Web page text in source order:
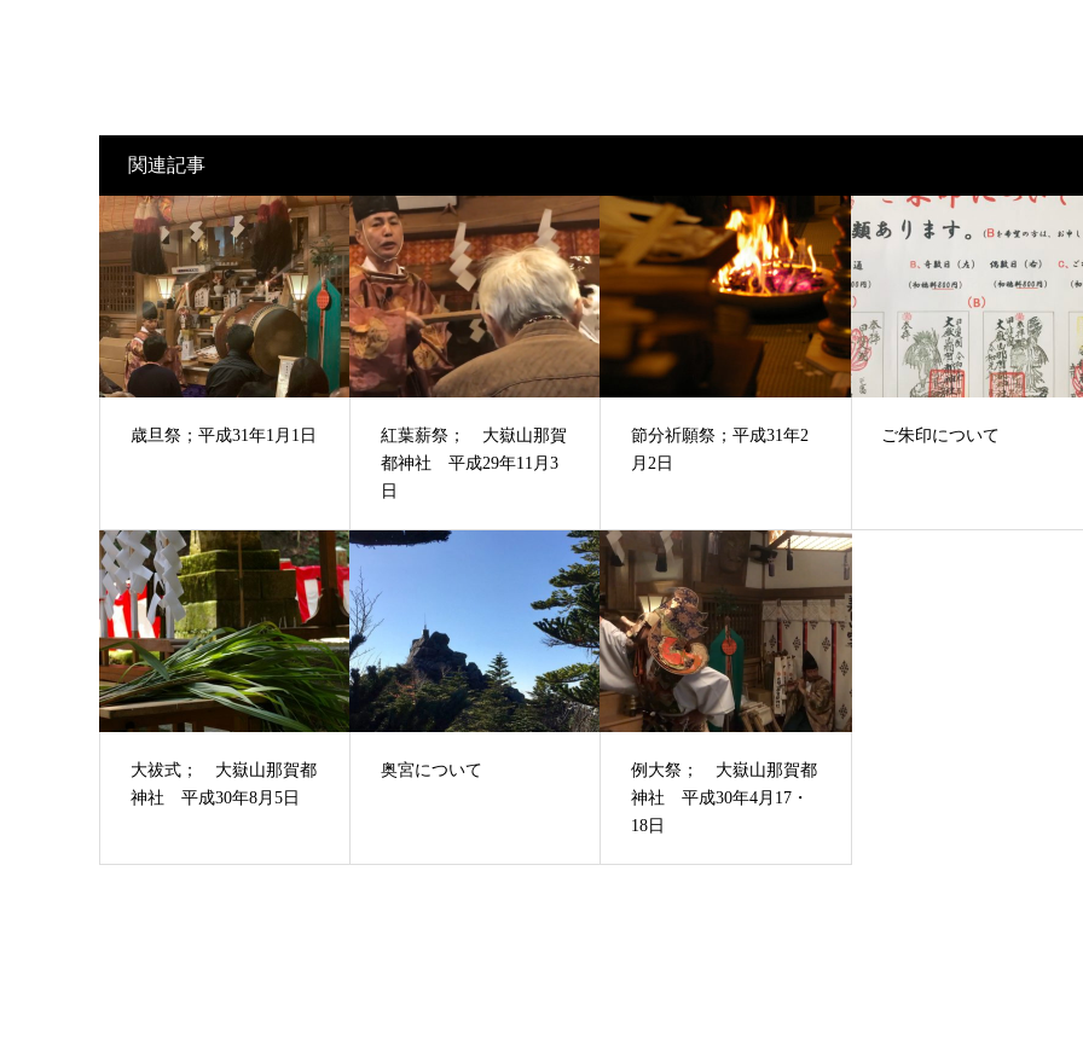
関連記事
歳旦祭；平成31年1月1日
紅葉薪祭； 大嶽山那賀
都神社 平成29年11月3
日
節分祈願祭；平成31年2
月2日
ご朱印について
大祓式； 大嶽山那賀都
神社 平成30年8月5日
奥宮について
例大祭； 大嶽山那賀都
神社 平成30年4月17・
18日